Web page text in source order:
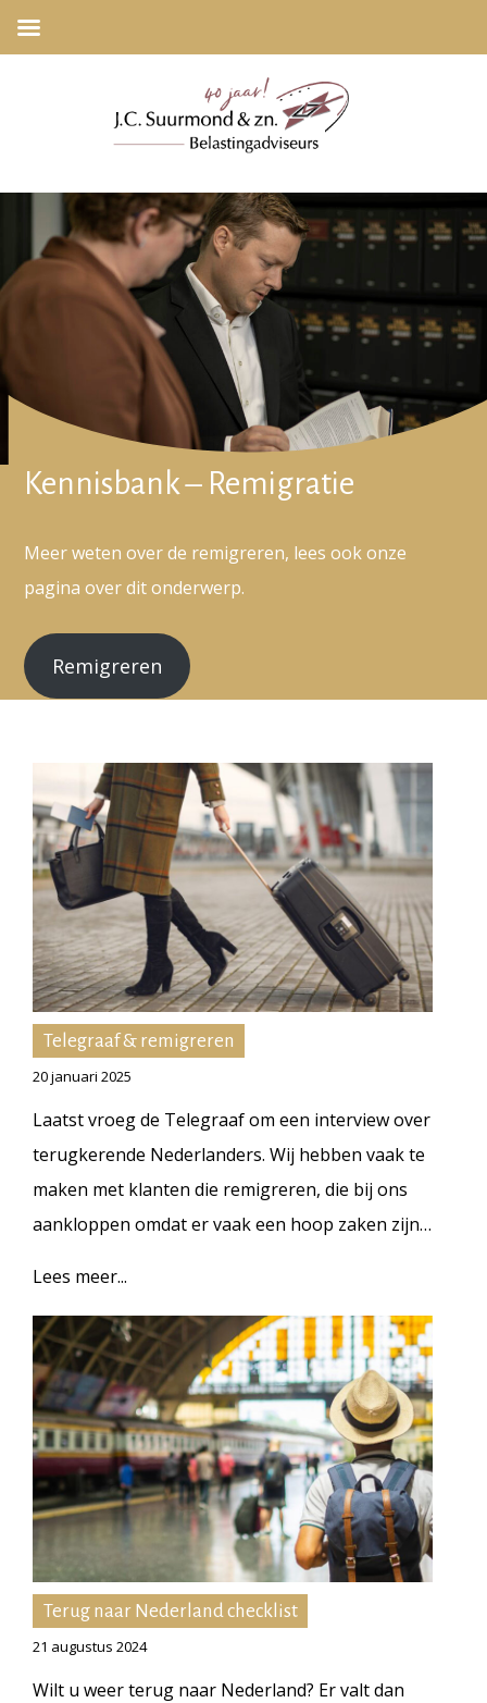
Kennisbank – Remigratie
Meer weten over de remigreren, lees ook onze
pagina over dit onderwerp.
Remigreren
Telegraaf & remigreren
20 januari 2025
Laatst vroeg de Telegraaf om een interview over
terugkerende Nederlanders. Wij hebben vaak te
maken met klanten die remigreren, die bij ons
aankloppen omdat er vaak een hoop zaken zijn…
Lees meer...
Terug naar Nederland checklist
21 augustus 2024
Wilt u weer terug naar Nederland? Er valt dan